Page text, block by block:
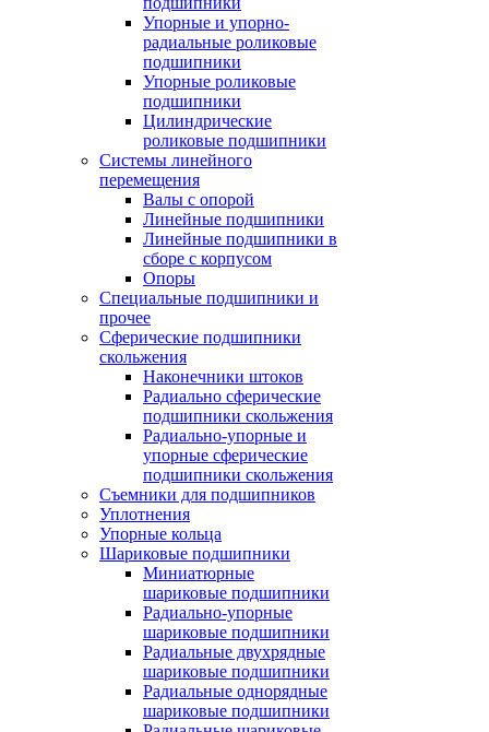
Упорные и упорно-
радиальные роликовые
подшипники
Упорные роликовые
подшипники
Цилиндрические
роликовые подшипники
Системы линейного
перемещения
Валы с опорой
Линейные подшипники
Линейные подшипники в
сборе с корпусом
Опоры
Специальные подшипники и
прочее
Сферические подшипники
скольжения
Наконечники штоков
Радиально сферические
подшипники скольжения
Радиально-упорные и
упорные сферические
подшипники скольжения
Съемники для подшипников
Уплотнения
Упорные кольца
Шариковые подшипники
Миниатюрные
шариковые подшипники
Радиально-упорные
шариковые подшипники
Радиальные двухрядные
шариковые подшипники
Радиальные однорядные
шариковые подшипники